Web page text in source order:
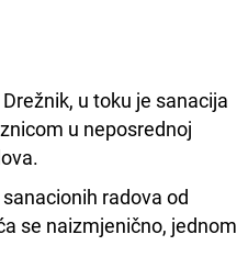
u toku je sanacija
u neposrednoj
radova od
se naizmjenično, jednom